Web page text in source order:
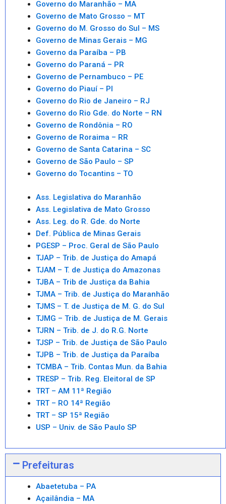
Governo do Maranhão – MA
Governo de Mato Grosso – MT
Governo do M. Grosso do Sul – MS
Governo de Minas Gerais – MG
Governo da Paraíba – PB
Governo do Paraná – PR
Governo de Pernambuco – PE
Governo do Piauí – PI
Governo do Rio de Janeiro – RJ
Governo do Rio Gde. do Norte – RN
Governo de Rondônia – RO
Governo de Roraima – RR
Governo de Santa Catarina – SC
Governo de São Paulo – SP
Governo do Tocantins – TO
Ass. Legislativa do Maranhão
Ass. Legislativa de Mato Grosso
Ass. Leg. do R. Gde. do Norte
Def. Pública de Minas Gerais
PGESP – Proc. Geral de São Paulo
TJAP – Trib. de Justiça do Amapá
TJAM – T. de Justiça do Amazonas
TJBA – Trib de Justiça da Bahia
TJMA – Trib. de Justiça do Maranhão
TJMS – T. de Justiça de M. G. do Sul
TJMG – Trib. de Justiça de M. Gerais
TJRN – Trib. de J. do R.G. Norte
TJSP – Trib. de Justiça de São Paulo
TJPB – Trib. de Justiça da Paraíba
TCMBA – Trib. Contas Mun. da Bahia
TRESP – Trib. Reg. Eleitoral de SP
TRT – AM 11ª Região
TRT – RO 14ª Região
TRT – SP 15ª Região
USP – Univ. de São Paulo SP
Prefeituras
Abaetetuba – PA
Açailândia – MA